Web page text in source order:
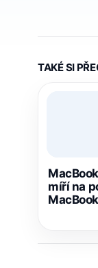
TAKÉ SI
míří na